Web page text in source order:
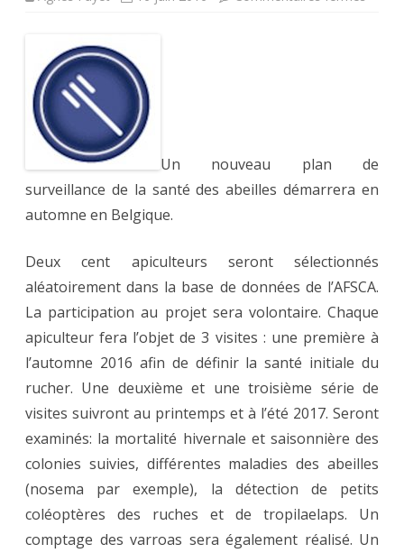
Un nouveau plan de
surveillance de la santé des abeilles démarrera en
automne en Belgique.
Deux cent apiculteurs seront sélectionnés
aléatoirement dans la base de données de l’AFSCA.
La participation au projet sera volontaire. Chaque
apiculteur fera l’objet de 3 visites : une première à
l’automne 2016 afin de définir la santé initiale du
rucher. Une deuxième et une troisième série de
visites suivront au printemps et à l’été 2017. Seront
examinés: la mortalité hivernale et saisonnière des
colonies suivies, différentes maladies des abeilles
(nosema par exemple), la détection de petits
coléoptères des ruches et de tropilaelaps. Un
comptage des varroas sera également réalisé. Un